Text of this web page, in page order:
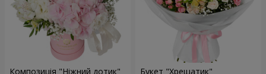
Композиція "Ніжний дотик" Букет "Хрещатик"